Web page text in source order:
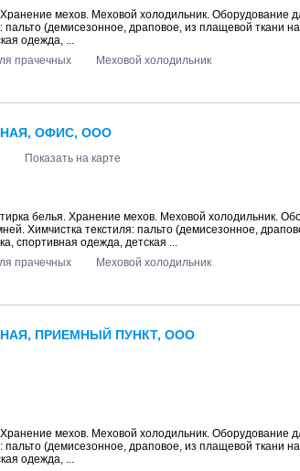
мехов. Меховой холодильник. Оборудование
пальто (демисезонное, драповое, из плащевой ткани
одежда, ...
прачечных
Меховой холодильник
ОФИС, ООО
Показать на карте
белья. Хранение мехов. Меховой холодильник.
Химчистка текстиля: пальто (демисезонное,
спортивная одежда, детская ...
прачечных
Меховой холодильник
ПРИЕМНЫЙ ПУНКТ, ООО
мехов. Меховой холодильник. Оборудование
пальто (демисезонное, драповое, из плащевой ткани
одежда, ...